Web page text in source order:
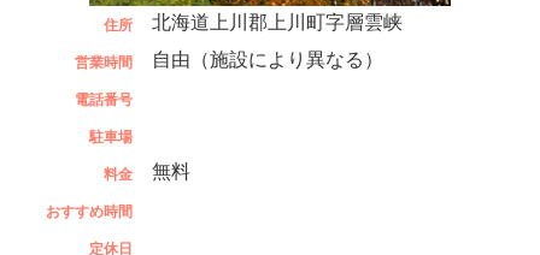
住所 北海道上川郡上川町字層雲峡
営業時間 自由（施設により異なる）
電話番号
駐車場
料金 無料
おすすめ時間
定休日